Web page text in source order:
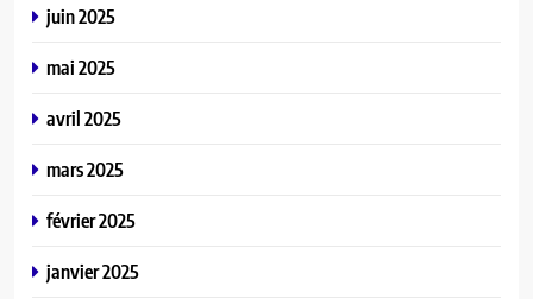
juin 2025
mai 2025
avril 2025
mars 2025
février 2025
janvier 2025